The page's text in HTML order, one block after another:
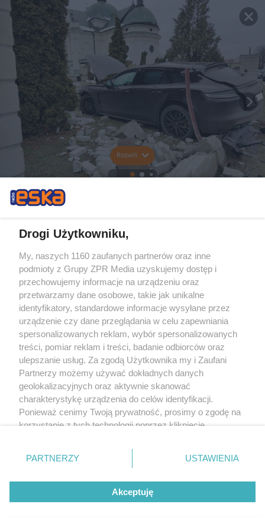
Rozwiń
Drogi Użytkowniku,
My, naszych 1160 zaufanych partnerów oraz inne
podmioty z Grupy ZPR Media uzyskujemy dostęp i
przechowujemy informacje na urządzeniu oraz
przetwarzamy dane osobowe, takie jak unikalne
identyfikatory, standardowe informacje wysyłane przez
urządzenie czy dane przeglądania w celu zapewniania
spersonalizowanych reklam, wybór spersonalizowanych
treści, pomiar reklam i treści, badanie odbiorców oraz
ulepszanie usług. Za zgodą Użytkownika my i Zaufani
Partnerzy możemy używać dokładnych danych
geolokalizacyjnych oraz aktywnie skanować
charakterystykę urządzenia do celów identyfikacji.
Ponieważ cenimy Twoją prywatność, prosimy o zgodę na
korzystanie z tych technologii poprzez kliknięcie
zmienić/wycofać klikając przycisk ustawień prywatności
znajdujący się w lewym dolnym rogu strony
rodzaje przetwarzania danych nie wymagają zgody
użytkownika, ale masz prawo sprzeciwić się takiemu
przetwarzaniu. Preferencje będą miały zastosowanie tylko
PARTNERZY USTAWIENIA
Akceptuję